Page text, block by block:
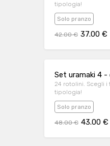
tipologia!
Solo pranzo
42.00 € 37.00 €
Set uramaki 4 -
24 rotolini. Scegli i
tipologia!
Solo pranzo
48.00 € 43.00 €